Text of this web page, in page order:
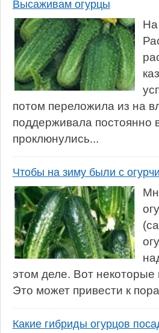
Высаживам огурцы
На
потом переложила из на
поддерживала постоянно
проклюнулись...
Чтобы на зиму были с
этом деле. Вот
Это может привести к
Какие гибриды огурцов